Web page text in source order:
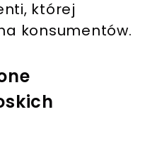
której
konsumentów.